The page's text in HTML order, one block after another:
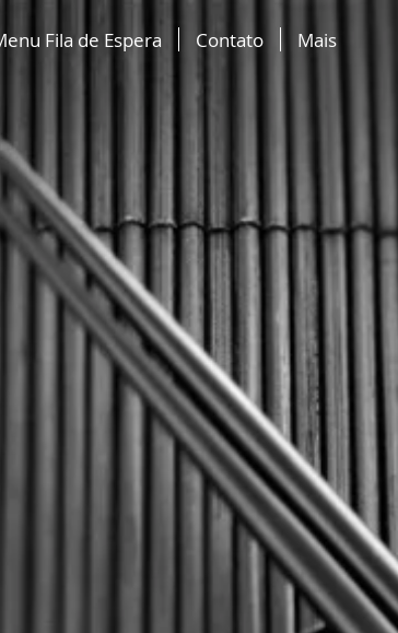
Fila de Espera Contato Mais